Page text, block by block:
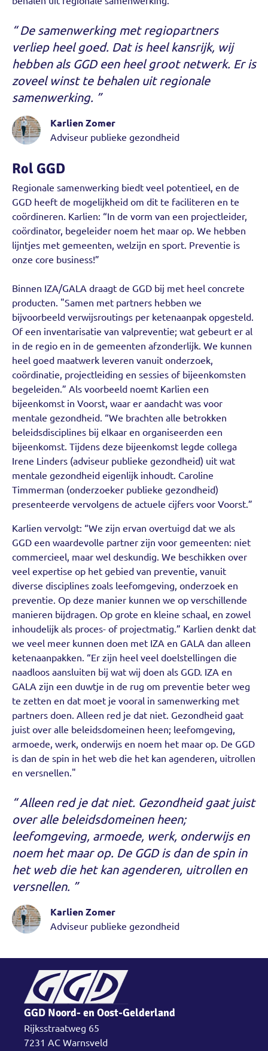
De samenwerking met regiopartners
verliep heel goed. Dat is heel kansrijk, wij
hebben als GGD een heel groot netwerk. Er is
zoveel winst te behalen uit regionale
samenwerking.
Karlien Zomer
Adviseur publieke gezondheid
Rol GGD
Regionale samenwerking biedt veel potentieel, en de
GGD heeft de mogelijkheid om dit te faciliteren en te
coördineren. Karlien: “In de vorm van een projectleider,
coördinator, begeleider noem het maar op. We hebben
lijntjes met gemeenten, welzijn en sport. Preventie is
onze core business!”
Binnen IZA/GALA draagt de GGD bij met heel concrete
producten. "Samen met partners hebben we
bijvoorbeeld verwijsroutings per ketenaanpak opgesteld.
Of een inventarisatie van valpreventie; wat gebeurt er al
in de regio en in de gemeenten afzonderlijk. We kunnen
heel goed maatwerk leveren vanuit onderzoek,
coördinatie, projectleiding en sessies of bijeenkomsten
begeleiden.” Als voorbeeld noemt Karlien een
bijeenkomst in Voorst, waar er aandacht was voor
mentale gezondheid. “We brachten alle betrokken
beleidsdisciplines bij elkaar en organiseerden een
bijeenkomst. Tijdens deze bijeenkomst legde collega
Irene Linders (adviseur publieke gezondheid) uit wat
mentale gezondheid eigenlijk inhoudt. Caroline
Timmerman (onderzoeker publieke gezondheid)
presenteerde vervolgens de actuele cijfers voor Voorst.”
Karlien vervolgt: “We zijn ervan overtuigd dat we als
GGD een waardevolle partner zijn voor gemeenten: niet
commercieel, maar wel deskundig. We beschikken over
veel expertise op het gebied van preventie, vanuit
diverse disciplines zoals leefomgeving, onderzoek en
preventie. Op deze manier kunnen we op verschillende
manieren bijdragen. Op grote en kleine schaal, en zowel
inhoudelijk als proces- of projectmatig.” Karlien denkt dat
we veel meer kunnen doen met IZA en GALA dan alleen
ketenaanpakken. “Er zijn heel veel doelstellingen die
naadloos aansluiten bij wat wij doen als GGD. IZA en
GALA zijn een duwtje in de rug om preventie beter weg
te zetten en dat moet je vooral in samenwerking met
partners doen. Alleen red je dat niet. Gezondheid gaat
juist over alle beleidsdomeinen heen; leefomgeving,
armoede, werk, onderwijs en noem het maar op. De GGD
is dan de spin in het web die het kan agenderen, uitrollen
en versnellen."
Alleen red je dat niet. Gezondheid gaat juist
over alle beleidsdomeinen heen;
leefomgeving, armoede, werk, onderwijs en
noem het maar op. De GGD is dan de spin in
het web die het kan agenderen, uitrollen en
versnellen.
Karlien Zomer
Adviseur publieke gezondheid
GGD Noord- en Oost-Gelderland
Rijksstraatweg 65
7231 AC Warnsveld